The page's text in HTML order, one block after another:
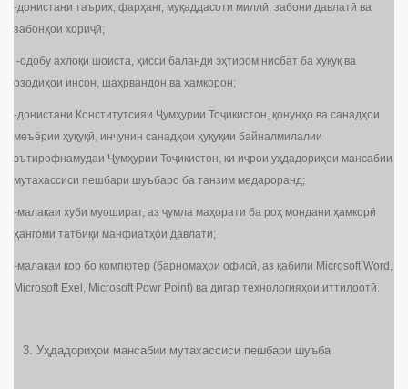
-донистани таърих, фарҳанг, муқаддасоти миллӣ, забони давлатӣ ва
забонҳои хориҷӣ;
-одобу ахлоқи шоиста, ҳисси баланди эҳтиром нисбат ба ҳуқуқ ва
озодиҳои инсон, шаҳрвандон ва ҳамкорон;
-донистани Конститутсияи Ҷумҳурии Тоҷикистон, қонунҳо ва санадҳои
меъёрии ҳуқуқӣ, инчунин санадҳои ҳуқуқии байналмилалии
эътирофнамудаи Ҷумҳурии Тоҷикистон, ки иҷрои уҳдадориҳои мансабии
мутахассиси пешбари шуъбаро ба танзим медароранд;
-малакаи хуби муошират, аз ҷумла маҳорати ба роҳ мондани ҳамкорӣ
ҳангоми татбиқи манфиатҳои давлатӣ;
-малакаи кор бо компютер (барномаҳои офисӣ, аз қабили Microsoft Word,
Microsoft Exel, Microsoft Powr Point) ва дигар технологияҳои иттилоотӣ.
Уҳдадориҳои мансабии мутахассиси пешбари шуъба